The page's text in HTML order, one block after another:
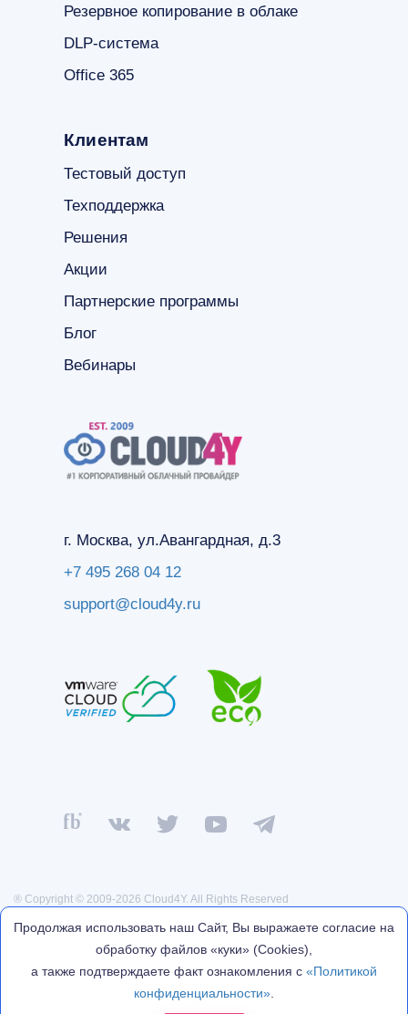
Резервное копирование в облаке
DLP-система
Office 365
Клиентам
Тестовый доступ
Техподдержка
Решения
Акции
Партнерские программы
Блог
Вебинары
г. Москва, ул.Авангардная, д.3
+7 495 268 04 12
support@cloud4y.ru
® Copyright © 2009-2026 Cloud4Y. All Rights Reserved
Политика конфиденциальности
Политика обработки персональных данных
Продолжая использовать наш Сайт, Вы выражаете согласие на
обработку файлов «куки» (Cookies),
а также подтверждаете факт ознакомления с «Политикой
конфиденциальности»